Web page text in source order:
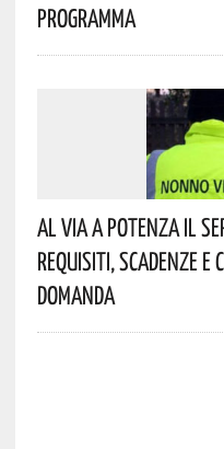
Programma
Al Via A Potenza Il
Requisiti, Scadenze E
Domanda